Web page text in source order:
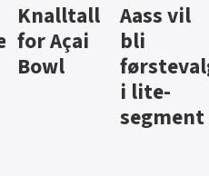
Brus og
jus fra
Berentsen
Hard
iste fra
Hansa